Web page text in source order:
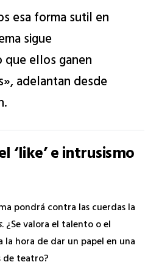
esa forma sutil en
sigue
ellos ganen
adelantan desde
‘like’ e intrusismo
pondrá contra las cuerdas la
. ¿Se valora el talento o el
la hora de dar un papel en una
de teatro?